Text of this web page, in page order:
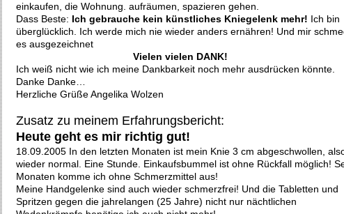
einkaufen, die Wohnung. aufräumen, spazieren gehen.
Dass Beste: Ich gebrauche kein künstliches Kniegelenk mehr! Ich bin
überglücklich. Ich werde mich nie wieder anders ernähren! Und mir
es ausgezeichnet
Vielen vielen DANK!
Ich weiß nicht wie ich meine Dankbarkeit noch mehr ausdrücken könnte.
Danke Danke…
Herzliche Grüße Angelika Wolzen
Zusatz zu meinem Erfahrungsbericht:
Heute geht es mir richtig gut!
18.09.2005 In den letzten Monaten ist mein Knie 3 cm abgeschwollen,
wieder normal. Eine Stunde. Einkaufsbummel ist ohne Rückfall möglich!
Monaten komme ich ohne Schmerzmittel aus!
Meine Handgelenke sind auch wieder schmerzfrei! Und die Tabletten und
Spritzen gegen die jahrelangen (25 Jahre) nicht nur nächtlichen